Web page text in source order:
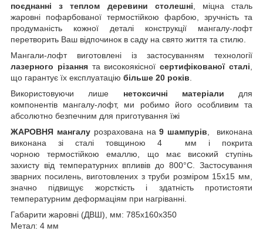
поєднанні з теплом деревини столешні , міцна сталь
жаровні пофарбованої термостійкою фарбою, зручність та
продуманість кожної деталі конструкції мангалу-лофт
перетворить Ваш відпочинок в саду на свято життя та стилю.
Мангали-лофт виготовлені із застосуванням технології
лазерного різаннята високоякісноїсертифікованої сталі
що гарантує їх експлуатацію більше 20 років
Використовуючи лише нетоксичні матеріали для
компонентів мангалу-лофт, ми робимо його особливим та
абсолютно безпечним для приготування їжі
ЖАРОВНЯ мангалурозрахована на9 шампурів , виконана
виконана зі сталі товщиною 4 мм і покрита
чорною термостійкою емаллю, що має високий ступінь
захисту від температурних впливів до 800°C. Застосування
зварних посилень, виготовлених з труби розміром 15х15 мм,
значно підвищує жорсткість і здатність протистояти
температурним деформаціям при нагріванні.
Габарити жаровні (ДВШ), мм: 785х160х350
Метал: 4 мм